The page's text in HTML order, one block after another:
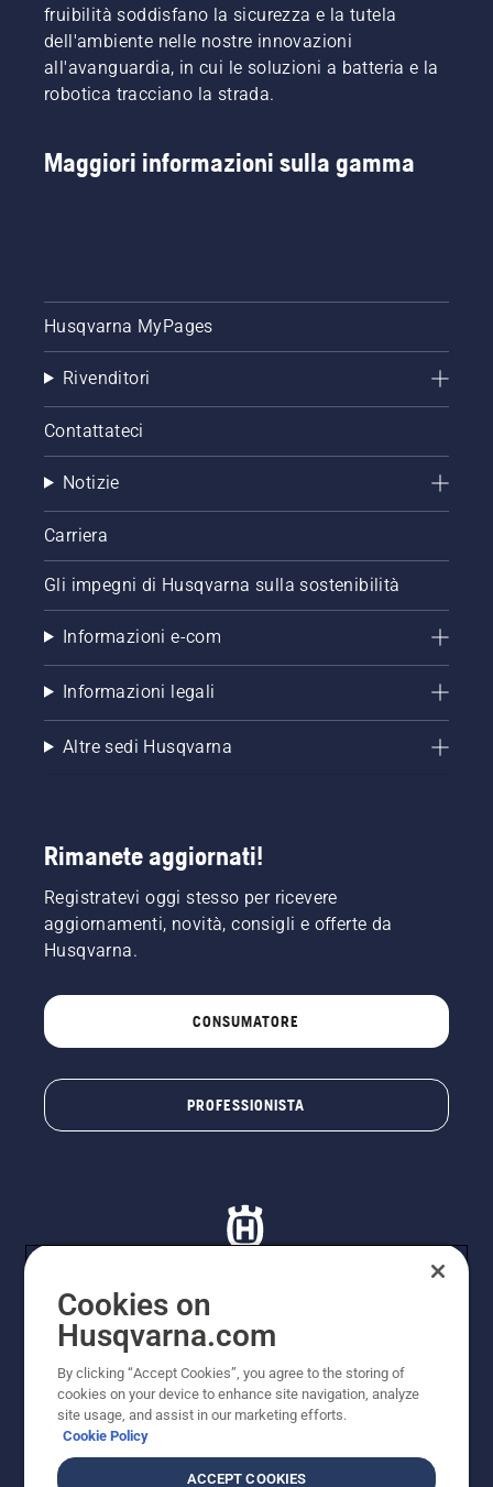
fruibilità soddisfano la sicurezza e la tutela
dell'ambiente nelle nostre innovazioni
all'avanguardia, in cui le soluzioni a batteria e la
robotica tracciano la strada.
Maggiori informazioni sulla gamma
Husqvarna MyPages
Rivenditori
Contattateci
Notizie
Carriera
Gli impegni di Husqvarna sulla sostenibilità
Informazioni e-com
Informazioni legali
Altre sedi Husqvarna
Rimanete aggiornati!
Registratevi oggi stesso per ricevere
aggiornamenti, novità, consigli e offerte da
Husqvarna.
CONSUMATORE
PROFESSIONISTA
© Husqvarna AB (publ). Tutti i diritti riservati. I prezzi
Husqvarna Schweiz AG per i rivenditori specializzati
aderenti all’iniziativa, prezzi in CHF comprensivi di IVA
all’ 8,1% e TRA. Con riserva di modifica. Tutti i prezzi
indicati sono prezzi al dettaglio consigliati (IVA inclusa),
a meno che il prodotto non sia disponibile per l'acquisto
Cookies on
Husqvarna.com
By clicking “Accept Cookies”, you agree to the storing of
cookies on your device to enhance site navigation, analyze
site usage, and assist in our marketing efforts.
Cookie Policy
ACCEPT COOKIES